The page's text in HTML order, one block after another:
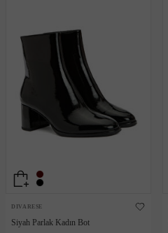
DIVARESE
Siyah Parlak Kadın Bot